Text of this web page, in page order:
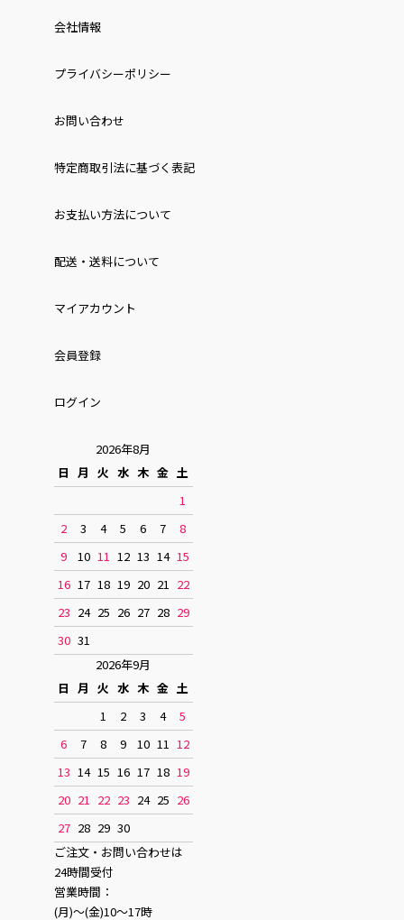
会社情報
プライバシーポリシー
お問い合わせ
特定商取引法に基づく表記
お⽀払い⽅法について
配送・送料について
マイアカウント
会員登録
ログイン
2026年8月
日 月 火 水 木 金 土
1
2
3 4 5 6 7
8
9
10 11 12 13 14 15
16 17 18 19 20 21 22
23 24 25 26 27 28 29
30 31
2026年9月
日 月 火 水 木 金 土
1
2 3 4
5
6
7 8 9 10 11 12
13 14 15 16 17 18 19
20 21 22 23 24 25 26
27 28 29 30
ご注文・お問い合わせは
24時間受付
営業時間：
(月)〜(金)10〜17時